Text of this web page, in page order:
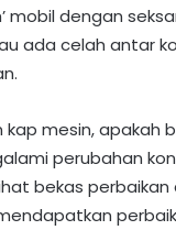
mobil dengan
ada celah antar
kap mesin,
perubahan
bekas